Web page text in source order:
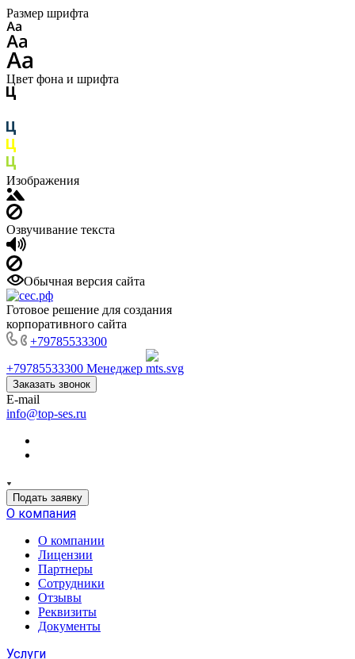
Размер шрифта
Цвет фона и шрифта
Изображения
Озвучивание текста
Обычная версия сайта
Готовое решение для создания
корпоративного сайта
+79785533300
+79785533300 Менеджер
Заказать звонок
E-mail
info@top-ses.ru
Подать заявку
О компания
О компании
Лицензии
Партнеры
Сотрудники
Отзывы
Реквизиты
Документы
Услуги